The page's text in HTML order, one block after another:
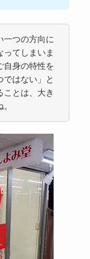
一つの方向に
ってしまいま
自身の特性を
ではない」と
ことは、大き